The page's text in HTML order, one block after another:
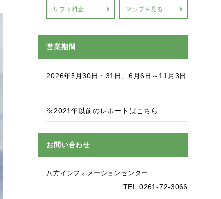
リフト料金 マップを見る
営業期間
2026年5月30日・31日、6月6日～11月3日
※ 2021年以前のレポートはこちら
お問い合わせ
八方インフォメーションセンター
TEL.0261-72-3066